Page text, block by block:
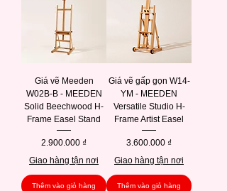
Giá vẽ Meeden
W02B-B - MEEDEN
Solid Beechwood H-
Frame Easel Stand
Giá
2.900.000 ₫
Giao hàng tận nơi
Thêm vào giỏ hàng
Giá vẽ gấp gọn W14-
YM - MEEDEN
Versatile Studio H-
Frame Artist Easel
Giá
3.600.000 ₫
Giao hàng tận nơi
Thêm vào giỏ hàng